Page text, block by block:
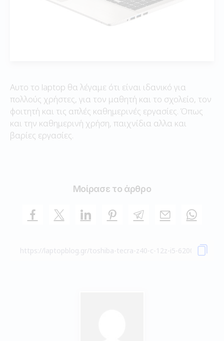
Αυτο το laptop θα λέγαμε ότι είναι ιδανικό για
πολλούς χρήστες, για τον μαθητή και το σχολείο, τον
φοιτητή και τις απλές καθημερινές εργασίες. Όπως
και την καθημερινή χρήση, παιχνίδια αλλα και
βαρίες εργασίες.
Μοίρασε το άρθρο